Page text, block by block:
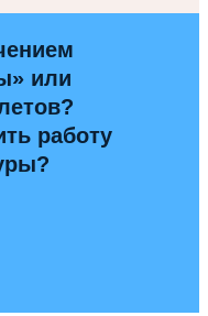
или
работу